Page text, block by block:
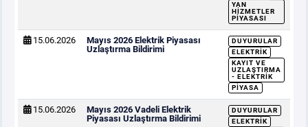
YAN
HIZMETLER
PIYASASI
15.06.2026
Mayıs 2026 Elektrik Piyasası
Uzlaştırma Bildirimi
DUYURULAR
ELEKTRIK
KAYIT VE
UZLAŞTIRMA
- ELEKTRIK
PIYASA
15.06.2026
Mayıs 2026 Vadeli Elektrik
Piyasası Uzlaştırma Bildirimi
DUYURULAR
ELEKTRIK